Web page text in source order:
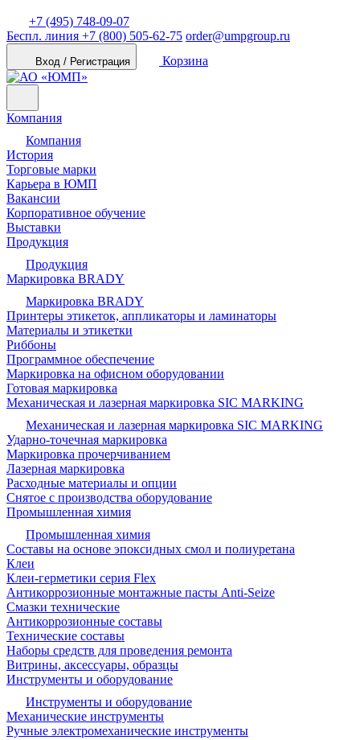
+7 (495) 748-09-07
Беспл. линия +7 (800) 505-62-75 order@umpgroup.ru
Вход / Регистрация Корзина
Компания
Компания
История
Торговые марки
Карьера в ЮМП
Вакансии
Корпоративное обучение
Выставки
Продукция
Продукция
Маркировка BRADY
Маркировка BRADY
Принтеры этикеток, аппликаторы и ламинаторы
Материалы и этикетки
Риббоны
Программное обеспечение
Маркировка на офисном оборудовании
Готовая маркировка
Механическая и лазерная маркировка SIC MARKING
Механическая и лазерная маркировка SIC MARKING
Ударно-точечная маркировка
Маркировка прочерчиванием
Лазерная маркировка
Расходные материалы и опции
Снятое с производства оборудование
Промышленная химия
Промышленная химия
Составы на основе эпоксидных смол и полиуретана
Клеи
Клеи-герметики серия Flex
Антикоррозионные монтажные пасты Anti-Seize
Смазки технические
Антикоррозионные составы
Технические составы
Наборы средств для проведения ремонта
Витрины, аксессуары, образцы
Инструменты и оборудование
Инструменты и оборудование
Механические инструменты
Ручные электромеханические инструменты